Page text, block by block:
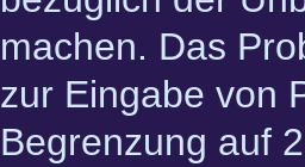
machen. Das
zur Eingabe von
Begrenzung auf